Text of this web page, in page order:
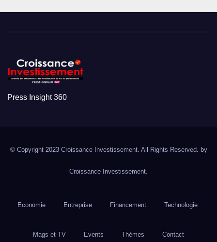
Press Insight 360
© Copyright 2023 Croissance Investissement. All Rights Reserved. by
Croissance Investissement.
Economie Entreprise Financement Technologie
Mags et TV Events Thèmes Contact